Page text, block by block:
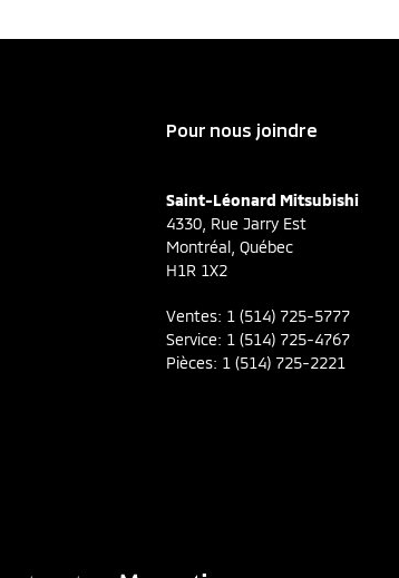
Pour nous joindre
Saint-Léonard Mitsubishi
4330, Rue Jarry Est
Montréal Québec
H1R 1X2
Ventes: 1 (514) 725-5777
Service: 1 (514) 725-4767
Pièces: 1 (514) 725-2221